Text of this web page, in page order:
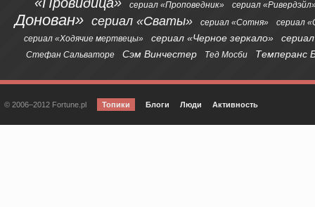
сериал «Проповедник» сериал
Донован» сериал «Сваты» сериал «Сотня»
сериал
сериал «Ходячие мертвецы»
сериал «Черное зеркало»
Стефан Сальваторе Сэм Винчестер Тед Мосби Темперанс
© 2006–2012 Fortune.pl Топики Блоги Люди Активность